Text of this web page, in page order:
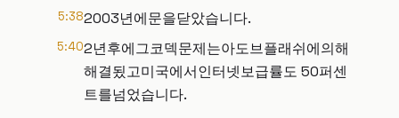
5:382003년에문을닫았습니다.
5:402년후에그코덱문제는아도브플래쉬에의해
해결됬고미국에서인터넷보급률도 50퍼센
트를넘었습니다.